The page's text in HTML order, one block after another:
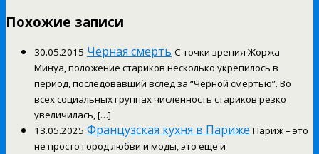
Похожие записи
30.05.2015 Черная смерть С точки зрения Жоржа
Минуа, положение стариков несколько укрепилось в
период, последовавший вслед за “Черной смертью”. Во
всех социальных группах численность стариков резко
увеличилась, […]
13.05.2025 Французская кухня в Париже Париж – это
не просто город любви и моды, это еще и